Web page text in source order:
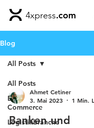
4xpress.com
Blog
All Posts
E-
Commerce
Logistikbranche
All Posts
Ahmet Cetiner
3. Mai 2023
1 Min.
Banken und